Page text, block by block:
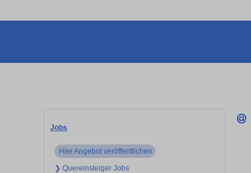
Jobs
Hier Angebot veröffentlichen
❯ Quereinsteiger Jobs